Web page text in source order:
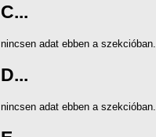
C...
nincsen adat ebben a szekcióban.
D...
nincsen adat ebben a szekcióban.